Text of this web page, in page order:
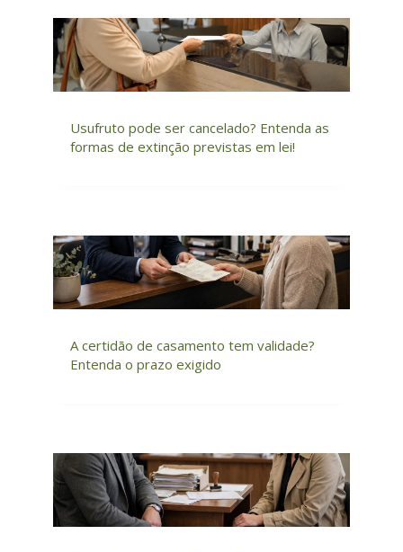
Usufruto pode ser cancelado? Entenda as
formas de extinção previstas em lei!
A certidão de casamento tem validade?
Entenda o prazo exigido